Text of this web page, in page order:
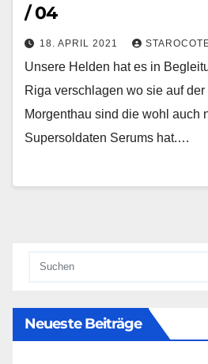
/ 04
18. APRIL 2021
Unsere Helden hat es in
Riga verschlagen wo sie auf
Morgenthau sind die wohl auch
Supersoldaten Serums hat.…
Neueste Beiträge